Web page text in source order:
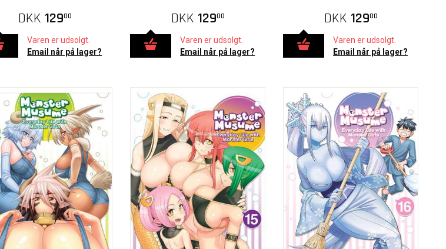
DKK 12900
Varen er udsolgt.
Email når på lager?
DKK 12900
Varen er udsolgt.
Email når på lager?
DKK 12900
Varen er udsolgt.
Email når på lager?